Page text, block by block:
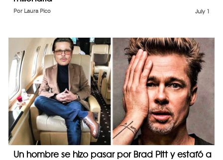
July 1
Por Laura Pico
Un hombre se hizo pasar por Brad Pitt y estafó a